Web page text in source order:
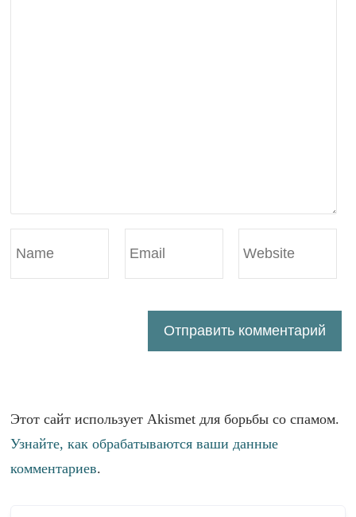
Этот сайт использует Akismet для борьбы со спамом.
Узнайте, как обрабатываются ваши данные
комментариев.